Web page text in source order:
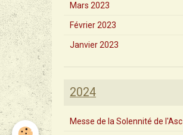
Mars 2023
Février 2023
Janvier 2023
2024
Messe de la Solennité de l'Asc